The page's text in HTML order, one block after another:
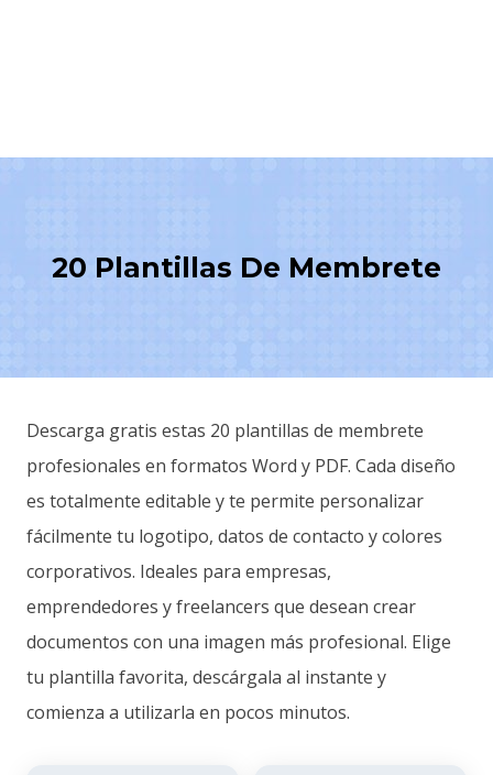
20 Plantillas De Membrete
Descarga gratis estas 20 plantillas de membrete
profesionales en formatos Word y PDF. Cada diseño
es totalmente editable y te permite personalizar
fácilmente tu logotipo, datos de contacto y colores
corporativos. Ideales para empresas,
emprendedores y freelancers que desean crear
documentos con una imagen más profesional. Elige
tu plantilla favorita, descárgala al instante y
comienza a utilizarla en pocos minutos.